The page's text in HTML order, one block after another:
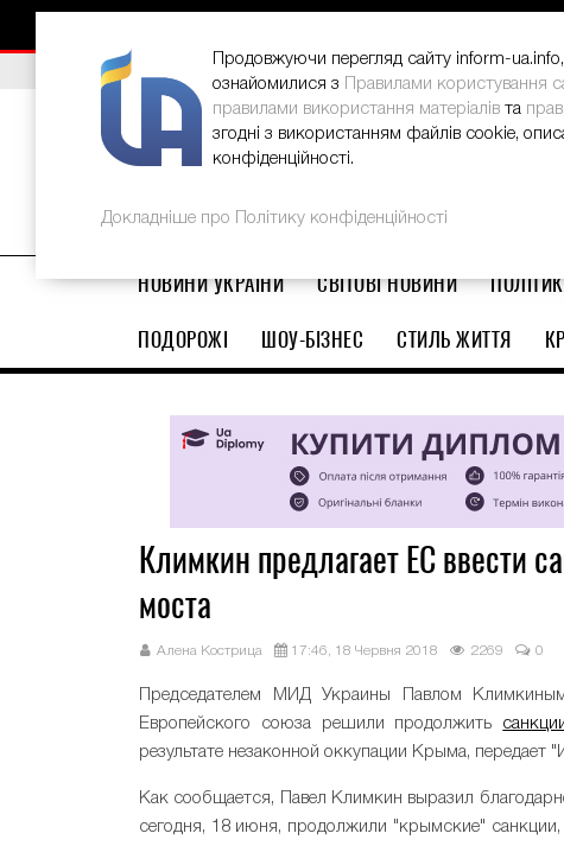
ВИБІР РЕДАКЦІЇ В Україні стартував ювілейний Global
НОВИНИ УКРАЇНИ СВІТОВІ НОВИНИ
ПОДОРОЖІ
ШОУ-БІЗНЕС СТИЛЬ ЖИТТЯ
Климкин предлагает ЕС ввести
моста
Алена Кострица 17:46, 18 Червня 2018 2269 0
Председателем МИД Украины Павлом
Европейского союза решили продолжить
результате незаконной оккупации Крыма,
Как сообщается, Павел Климкин выразил
сегодня, 18 июня, продолжили "крымские"
Продовжуючи перегляд сайту inform-
ознайомилися з
Правилами користування
правилами використання матеріалів та
згодні з використанням файлів cookie,
конфіденційності.
Докладніше про Політику конфіденційності